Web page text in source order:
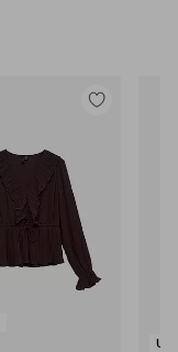
Lisää